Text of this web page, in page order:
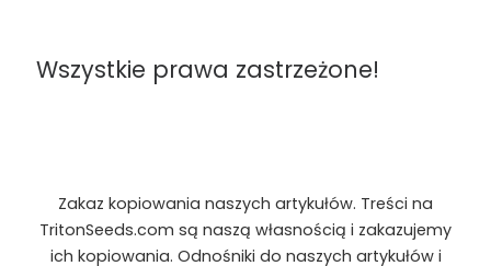
Wszystkie prawa zastrzeżone!
Zakaz kopiowania naszych artykułów. Treści na
TritonSeeds.com są naszą własnością i zakazujemy
ich kopiowania. Odnośniki do naszych artykułów i